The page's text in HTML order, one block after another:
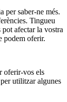
per saber-ne més.
Tingueu
afectar la vostra
podem oferir.
oferir-vos els
utilitzar algunes